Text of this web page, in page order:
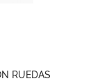
RUEDAS